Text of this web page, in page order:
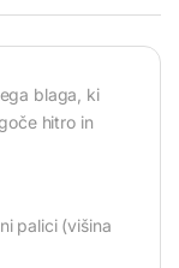
blaga, ki
hitro in
palici (višina